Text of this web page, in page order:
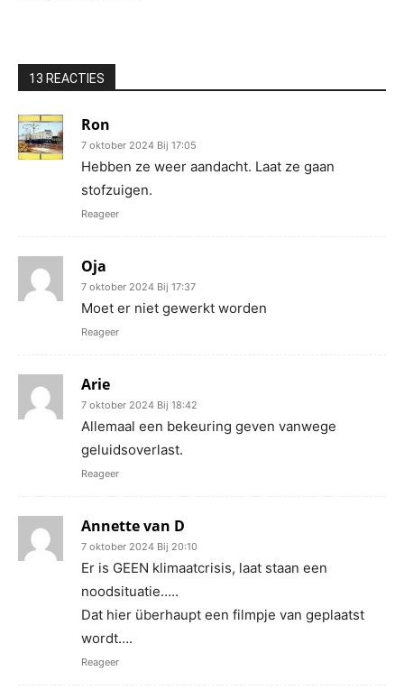
13 REACTIES
Ron
7 oktober 2024 Bij 17:05
Hebben ze weer aandacht. Laat ze gaan
stofzuigen.
Reageer
Oja
7 oktober 2024 Bij 17:37
Moet er niet gewerkt worden
Reageer
Arie
7 oktober 2024 Bij 18:42
Allemaal een bekeuring geven vanwege
geluidsoverlast.
Reageer
Annette van D
7 oktober 2024 Bij 20:10
Er is GEEN klimaatcrisis, laat staan een
noodsituatie…..
Dat hier überhaupt een filmpje van geplaatst
wordt….
Reageer